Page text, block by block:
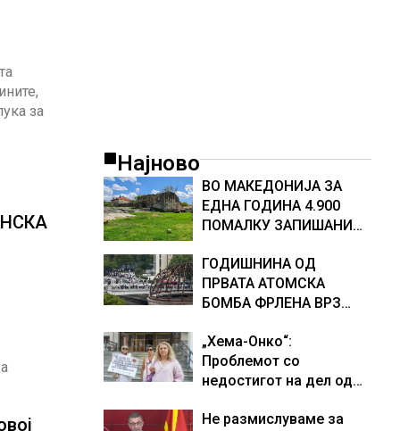
за
Најново
ВО МАКЕДОНИЈА ЗА
ЕДНА ГОДИНА 4.900
ПОМАЛКУ ЗАПИШАНИ
ГОДИШНИНА ОД
ПРВАТА АТОМСКА
БОМБА ФРЛЕНА ВРЗ
ШТО НАПРАВИВМЕ“,
како дел од екипажот
во авионот „Енола Геј“ и
бомбардирањето го
„Хема-Онко“:
Проблемот со
недостигот на дел од
онколошките пациенти
Не размислуваме за